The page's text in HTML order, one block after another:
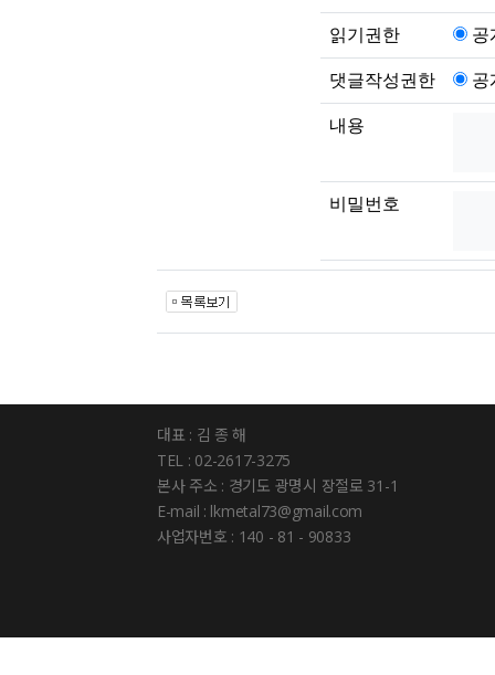
읽기권한
댓글작성권한
내용
비밀번호
대표 : 김 종 해
TEL : 02-2617-3275
본사 주소 : 경기도 광명시 장절로 31-1
E-mail : lkmetal73@gmail.com
사업자번호 : 140 - 81 - 90833